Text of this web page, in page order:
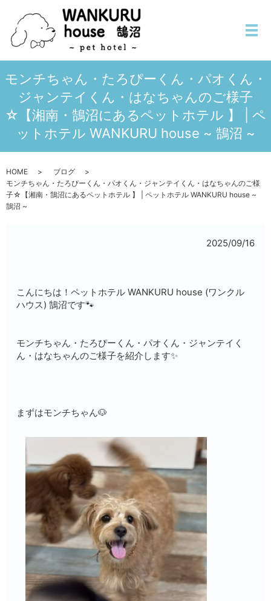
メ
モンチちゃん・たろぴーくん・パオくん・
ジャンテイくん・はなちゃんのご様子
☆【湘南・鵠沼にあるペットホテル 】 | ペ
ットホテル WANKURU house ~ 鵠沼 ~
HOME
ブログ
モンチちゃん・たろぴーくん・パオくん・ジャンテイくん・はなちゃんのご様
子☆【湘南・鵠沼にあるペットホテル 】 | ペットホテル WANKURU house ~
鵠沼 ~
2025/09/16
こんにちは！ペットホテル WANKURU house (ワンクル
ハウス) 鵠沼です🐾
モンチちゃん・たろぴーくん・パオくん・ジャンテイく
ん・はなちゃんのご様子を紹介します✨
まずはモンチちゃん🐶